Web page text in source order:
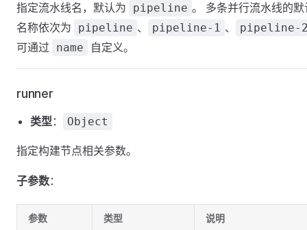
指定流水线名，默认为 pipeline 。 多条并行流水线的默
名称依次为
pipeline 、 pipeline-1 、 pipeline-
可通过 name 自定义。
runner
类型： Object
指定构建节点相关参数。
子参数：
参数 类型 说明